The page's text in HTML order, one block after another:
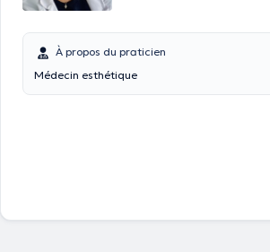
À propos du praticien
Médecin esthétique